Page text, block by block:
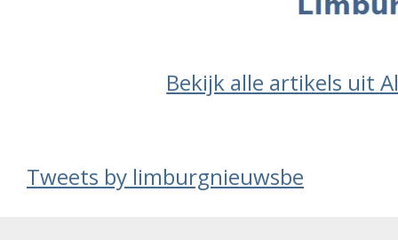
Bekijk alle artikels uit
Tweets by limburgnieuwsbe